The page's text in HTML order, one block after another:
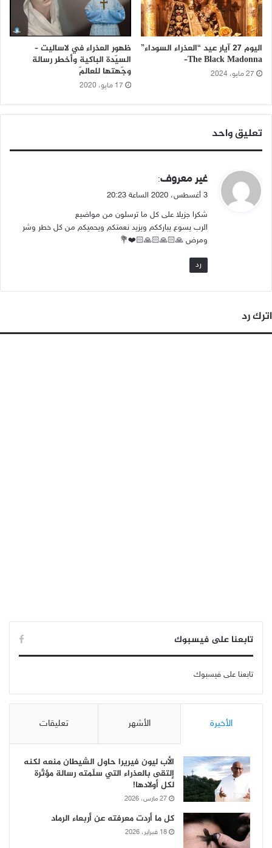
اليوم 27 آيار عيد “العذراء السوداء”
The Black Madonna–
27 مايو، 2024
ظهور العذراء في لاساليت –
السيّدة الباكية وأخطر رسالة
وجّهتها للعالمّ
17 مايو، 2020
تعليق واحد
ي
ق
ل
غير معروف:
3 أغسطس، 2020 الساعة 20:23
شكرا جزيلا على كل ما ترسلون من مواضيع
الرب يسوع يبارككم ويزيد نعمتكم ويحميكم من كل خطر وشر
ومرض 🙏🏻🙏🏻🙏🏻❤️💐
رد
اترك رد
تابعنا على فيسبوك
تابعنا على فيسبوك
الأخيرة الأشهر تعليقات
الأب ليون فيريرا حاول الشيطان منعه لكنه
إلتقى بالعذراء التي سلّمته رسالة مؤثّرة
لكل أولادها!
27 مارس، 2026
كل ما أردت معرفته عن أربعاء الرماد
18 فبراير، 2026